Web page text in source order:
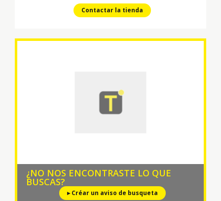
Contactar la tienda
¿NO NOS ENCONTRASTE LO QUE
BUSCAS?
▸ Créar un aviso de busqueta